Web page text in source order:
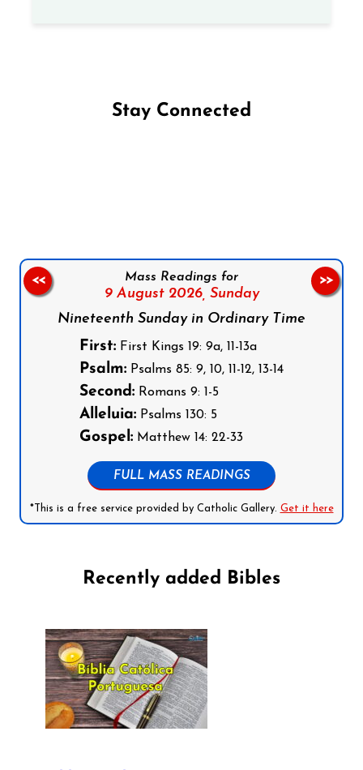
Stay Connected
Mass Readings for
9 August 2026, Sunday
Nineteenth Sunday in Ordinary Time
First: First Kings 19: 9a, 11-13a
Psalm: Psalms 85: 9, 10, 11-12, 13-14
Second: Romans 9: 1-5
Alleluia: Psalms 130: 5
Gospel: Matthew 14: 22-33
FULL MASS READINGS
*This is a free service provided by Catholic Gallery. Get it here
<< >>
Recently added Bibles